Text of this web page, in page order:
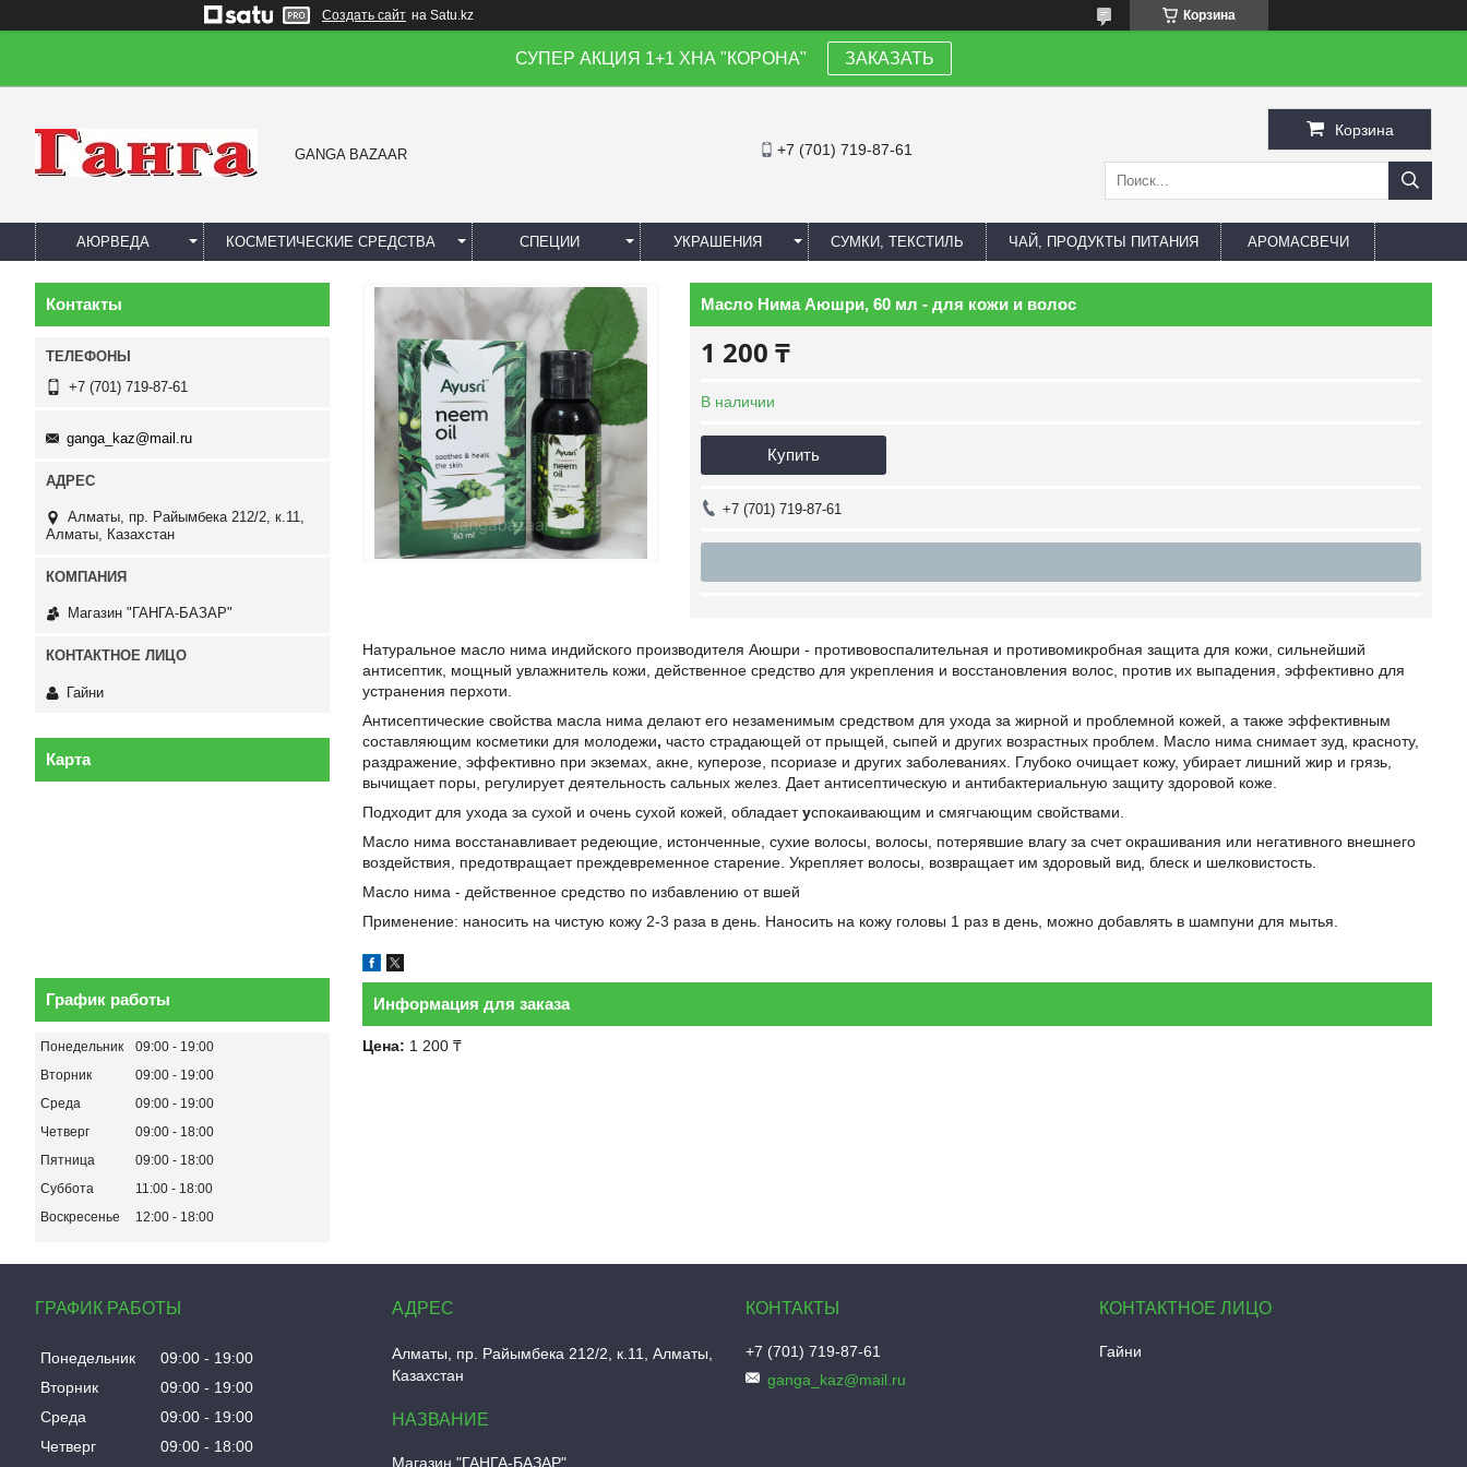
Создать сайт на Satu.kz Корзина
СУПЕР АКЦИЯ 1+1 ХНА "КОРОНА" ЗАКАЗАТЬ
GANGA BAZAAR +7 (701) 719-87-61
Корзина
АЮРВЕДА КОСМЕТИЧЕСКИЕ СРЕДСТВА СПЕЦИИ УКРАШЕНИЯ СУМКИ, ТЕКСТИЛЬ ЧАЙ, ПРОДУКТЫ ПИТАНИЯ АРОМАСВЕЧИ
Масло Нима Аюшри, 60 мл - для кожи и волос
1 200 ₸
В наличии
Купить
+7 (701) 719-87-61
Натуральное масло нима индийского производителя Аюшри - противовоспалительная и противомикробная защита для кожи, сильнейший
антисептик, мощный увлажнитель кожи, действенное средство для укрепления и восстановления волос, против их выпадения, эффективно для
устранения перхоти.
Антисептические свойства масла нима делают его незаменимым средством для ухода за жирной и проблемной кожей, а также эффективным
составляющим косметики для молодежи, часто страдающей от прыщей, сыпей и других возрастных проблем. Масло нима снимает зуд, красноту,
раздражение, эффективно при экземах, акне, куперозе, псориазе и других заболеваниях. Глубоко очищает кожу, убирает лишний жир и грязь,
вычищает поры, регулирует деятельность сальных желез. Дает антисептическую и антибактериальную защиту здоровой коже.
Подходит для ухода за сухой и очень сухой кожей, обладаетуспокаивающим и смягчающим свойствами.
Масло нима восстанавливает редеющие, истонченные, сухие волосы, волосы, потерявшие влагу за счет окрашивания или негативного внешнего
воздействия, предотвращает преждевременное старение. Укрепляет волосы, возвращает им здоровый вид, блеск и шелковистость.
Масло нима - действенное средство по избавлению от вшей
Применение: наносить на чистую кожу 2-3 раза в день. Наносить на кожу головы 1 раз в день, можно добавлять в шампуни для мытья.
Информация для заказа
Цена: 1 200 ₸
Контакты
+7 (701) 719-87-61
ganga_kaz@mail.ru
Алматы, пр. Райымбека 212/2, к.11,
Алматы, Казахстан
Магазин "ГАНГА-БАЗАР"
Гайни
Карта
График работы
Понедельник 09:00
19:00
Вторник
09:00
19:00
Среда
09:00
19:00
Четверг
09:00
18:00
Пятница
09:00
18:00
Суббота
11:00
18:00
Воскресенье
12:00 18:00
ГРАФИК РАБОТЫ
Понедельник 09:00
19:00
Вторник
09:00
19:00
Среда
09:00
19:00
Четверг
09:00
18:00
Алматы, пр. Райымбека 212/2, к.11, Алматы,
Казахстан
Магазин "ГАНГА-БАЗАР"
+7 (701) 719-87-61
ganga_kaz@mail.ru
Гайни